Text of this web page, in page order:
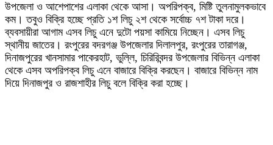
উপজেলা ও আশেপাশের এলাকা থেকে আসা। অপরিপক্ব, মিষ্টি তুলনামুলকভাবে
কম। তবুও বিক্রি হচ্ছে প্রতি ১শ লিচু ২শ থেকে সর্বোচ্চ ৭শ টাকা দরে।
ব্যবসায়ীরা আগাম এসব লিচু এনে দুটো পয়সা কামিয়ে নিচ্ছেন। এসব লিচু
স্থানীয় জাতের। রংপুরের বদরগঞ্জ উপজেলার দিলালপুর, রংপুরের তারাগঞ্জ,
দিনাজপুরের খানসামার পাকেরহাট, ভুল্লি, চিরিরিবন্দর উপজেলার বিভিন্ন এলাকা
থেকে এসব অপরিপক্ব লিচু এনে বাজারে বিক্রি করছেন। বাজারে বিভিন্ন নাম
দিয়ে দিনাজপুর ও রাজশাহীর লিচু বলে বিক্রি করা হচ্ছে।